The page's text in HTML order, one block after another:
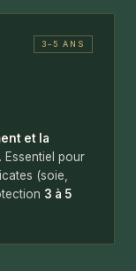
3–5 ANS
et la
Essentiel pour
(soie,
3 à 5